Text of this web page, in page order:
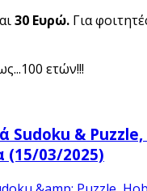
30 Ευρώ. Για
ετών!!!
Sudoku &
(15/03/2025)